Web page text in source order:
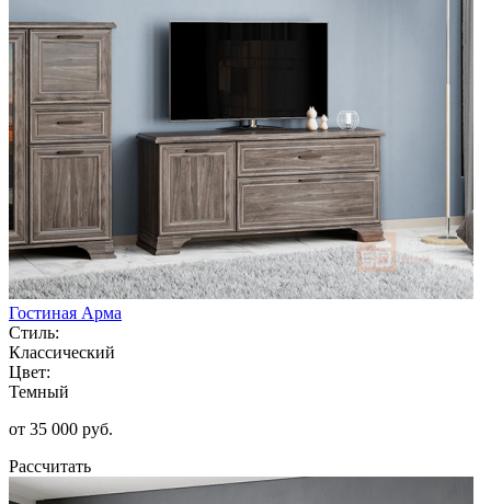
Гостиная Арма
Стиль:
Классический
Цвет:
Темный
от 35 000 руб.
Рассчитать